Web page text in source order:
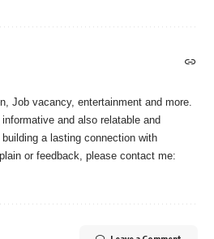
Job vacancy, entertainment and more.
and also relatable and
a lasting connection with
or feedback, please contact me: